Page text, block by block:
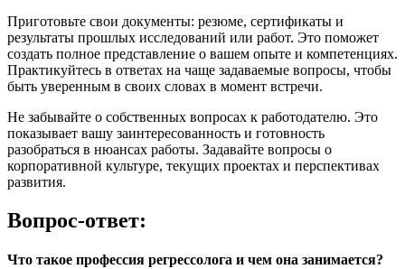
Приготовьте свои документы: резюме, сертификаты и
результаты прошлых исследований или работ. Это поможет
создать полное представление о вашем опыте и компетенциях.
Практикуйтесь в ответах на чаще задаваемые вопросы, чтобы
быть уверенным в своих словах в момент встречи.
Не забывайте о собственных вопросах к работодателю. Это
показывает вашу заинтересованность и готовность
разобраться в нюансах работы. Задавайте вопросы о
корпоративной культуре, текущих проектах и перспективах
развития.
Вопрос-ответ:
Что такое профессия регрессолога и чем она занимается?